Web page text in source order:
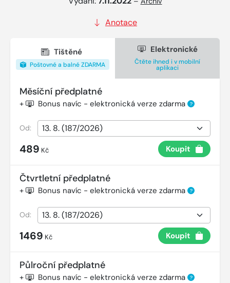
Anotace
Tištěné
Poštovné a balné ZDARMA
Elektronické
Čtěte ihned i v mobilní
aplikaci
Měsíční předplatné
+ Bonus navíc - elektronická verze zdarma ?
Od:
489 Kč Koupit
Čtvrtletní předplatné
+ Bonus navíc - elektronická verze zdarma ?
Od:
1469 Kč Koupit
Půlroční předplatné
+ Bonus navíc - elektronická verze zdarma ?